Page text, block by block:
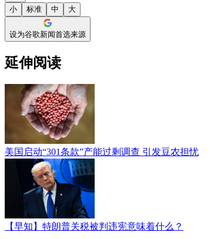
小 标准 中 大
设为谷歌新闻首选来源
延伸阅读
美国启动“301条款”产能过剩调查 引发豆农担忧
【早知】特朗普关税被判违宪意味着什么？